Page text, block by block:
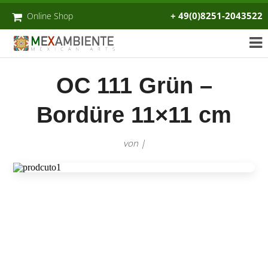
Online Shop + 49(0)8251-2043522
OC 111 Grün –
Bordüre 11×11 cm
von |